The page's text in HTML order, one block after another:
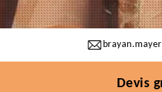
Devis